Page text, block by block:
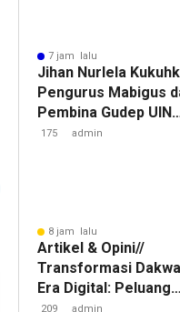
7 jam lalu
Jihan Nurlela
Pengurus Mabigus
Pembina Gudep UIN
Raden Intan
175 admin
8 jam lalu
Artikel & Opini//
Transformasi
Era Digital: Peluang
Besar di Tengah
209 admin